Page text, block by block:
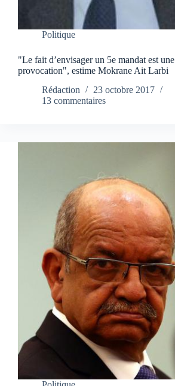
Politique
"Le fait d’envisager un 5e mandat est une
provocation", estime Mokrane Ait Larbi
Rédaction
23 octobre 2017
13 commentaires